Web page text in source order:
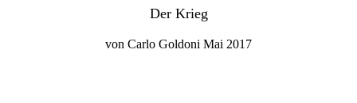
Der Krieg
von Carlo Goldoni Mai 2017